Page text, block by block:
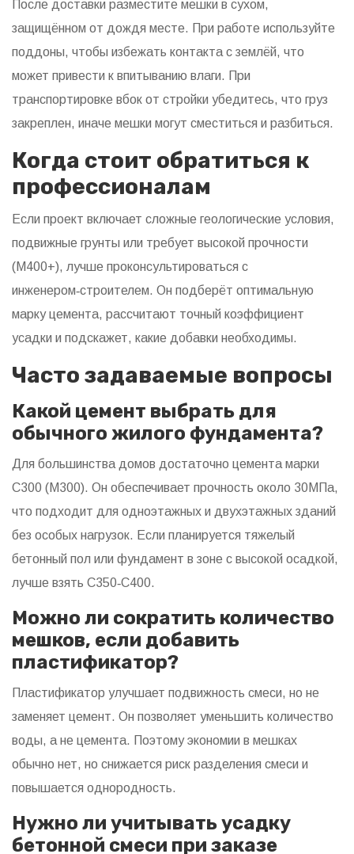
После доставки разместите мешки в сухом,
защищённом от дождя месте. При работе используйте
поддоны, чтобы избежать контакта с землёй, что
может привести к впитыванию влаги. При
транспортировке вбок от стройки убедитесь, что груз
закреплен, иначе мешки могут сместиться и разбиться.
Когда стоит обратиться к
профессионалам
Если проект включает сложные геологические условия,
подвижные грунты или требует высокой прочности
(М400+), лучше проконсультироваться с
инженером‑строителем. Он подберёт оптимальную
марку цемента, рассчитают точный коэффициент
усадки и подскажет, какие добавки необходимы.
Часто задаваемые вопросы
Какой цемент выбрать для
обычного жилого фундамента?
Для большинства домов достаточно цемента марки
С300 (М300). Он обеспечивает прочность около 30МПа,
что подходит для одноэтажных и двухэтажных зданий
без особых нагрузок. Если планируется тяжелый
бетонный пол или фундамент в зоне с высокой осадкой,
лучше взять С350‑С400.
Можно ли сократить количество
мешков, если добавить
пластификатор?
Пластификатор улучшает подвижность смеси, но не
заменяет цемент. Он позволяет уменьшить количество
воды, а не цемента. Поэтому экономии в мешках
обычно нет, но снижается риск разделения смеси и
повышается однородность.
Нужно ли учитывать усадку
бетонной смеси при заказе